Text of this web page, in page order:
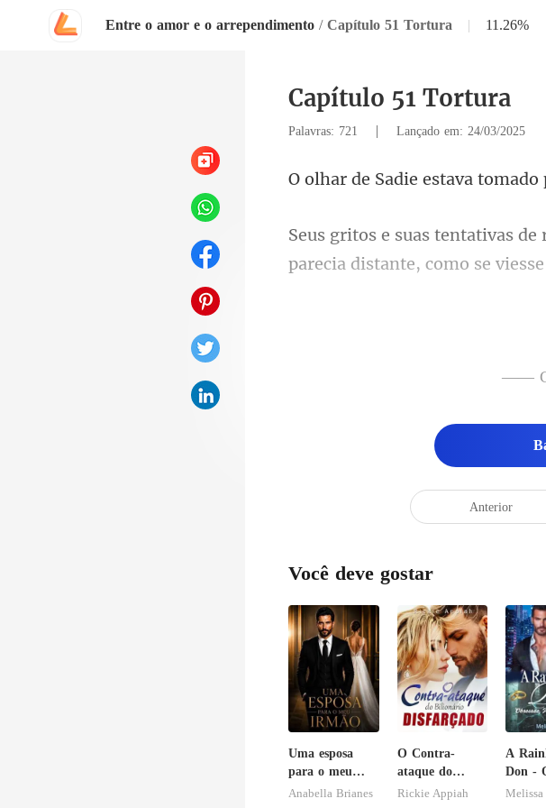
Entre o amor e o arrependimento / Capítulo 51 Tortura | 11.26%
Capítulo 51 Tortura
Palavras: 721 | Lançado em: 24/03/2025
e estava tomado
parecia d
——
Anterior
Você deve gostar
Uma esposa
para o meu
irmão
Anabella Brianes
O Contra-
ataque do
Bilionário
Rickie Appiah
A
Don -
Paixão